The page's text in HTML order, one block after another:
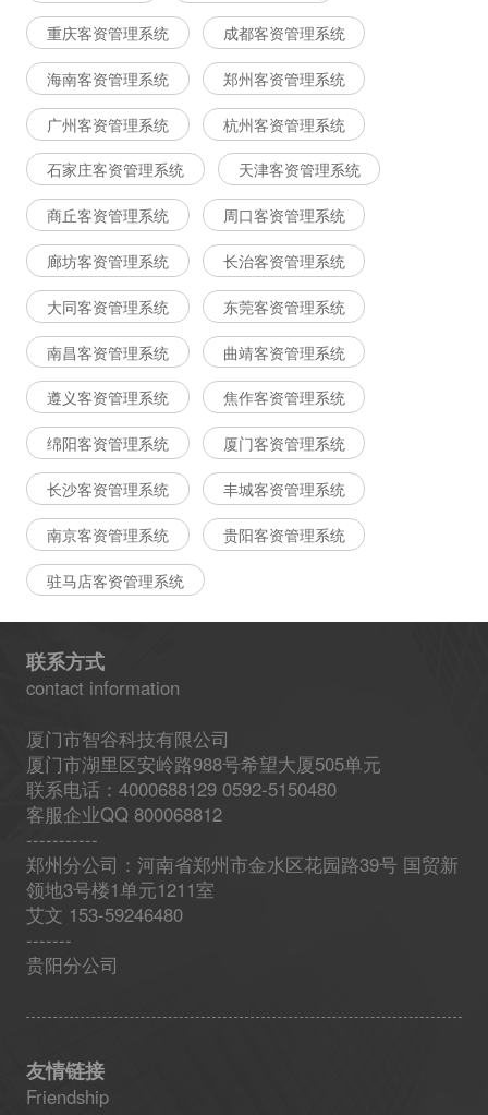
重庆客资管理系统 成都客资管理系统
海南客资管理系统 郑州客资管理系统
广州客资管理系统 杭州客资管理系统
石家庄客资管理系统 天津客资管理系统
商丘客资管理系统 周口客资管理系统
廊坊客资管理系统 长治客资管理系统
大同客资管理系统 东莞客资管理系统
南昌客资管理系统 曲靖客资管理系统
遵义客资管理系统 焦作客资管理系统
绵阳客资管理系统 厦门客资管理系统
长沙客资管理系统 丰城客资管理系统
南京客资管理系统 贵阳客资管理系统
驻马店客资管理系统
联系方式
contact information
厦门市智谷科技有限公司
厦门市湖里区安岭路988号希望大厦505单元
联系电话：4000688129 0592-5150480
客服企业QQ 800068812
-----------
郑州分公司：河南省郑州市金水区花园路39号 国贸新
领地3号楼1单元1211室
艾文 153-59246480
-------
贵阳分公司
友情链接
Friendship